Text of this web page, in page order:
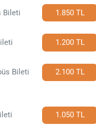
Bileti 1.850 TL
1.200 TL
Bileti 2.100 TL
1.050 TL